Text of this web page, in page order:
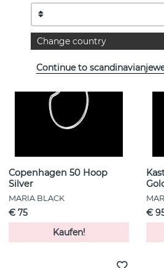
Copenhagen 50 Hoop
Silver
MARIA BLACK
€ 75
Kaufen!
€
Change country
Continue to